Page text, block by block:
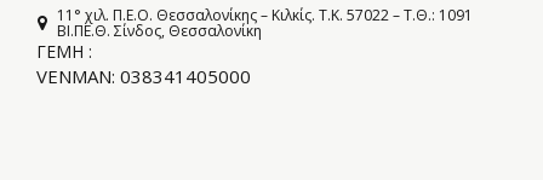
11° χιλ. Π.Ε.Ο. Θεσσαλονίκης – Κιλκίς. T.K. 57022 – Τ.Θ.: 1091
BI.ΠΕ.Θ. Σίνδος, Θεσσαλονίκη
ΓΕΜΗ :
VENMAN: 038341405000